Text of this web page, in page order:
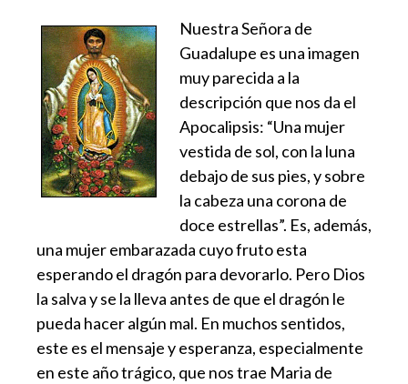
Nuestra Señora de
Guadalupe es una imagen
muy parecida a la
descripción que nos da el
Apocalipsis: “Una mujer
vestida de sol, con la luna
debajo de sus pies, y sobre
la cabeza una corona de
doce estrellas”. Es, además,
una mujer embarazada cuyo fruto esta
esperando el dragón para devorarlo. Pero Dios
la salva y se la lleva antes de que el dragón le
pueda hacer algún mal. En muchos sentidos,
este es el mensaje y esperanza, especialmente
en este año trágico, que nos trae Maria de